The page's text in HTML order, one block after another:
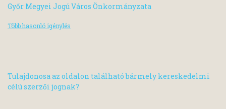
Győr Megyei Jogú Város Önkormányzata
Több hasonló igénylés
Tulajdonosa az oldalon található bármely kereskedelmi
célú szerzői jognak?